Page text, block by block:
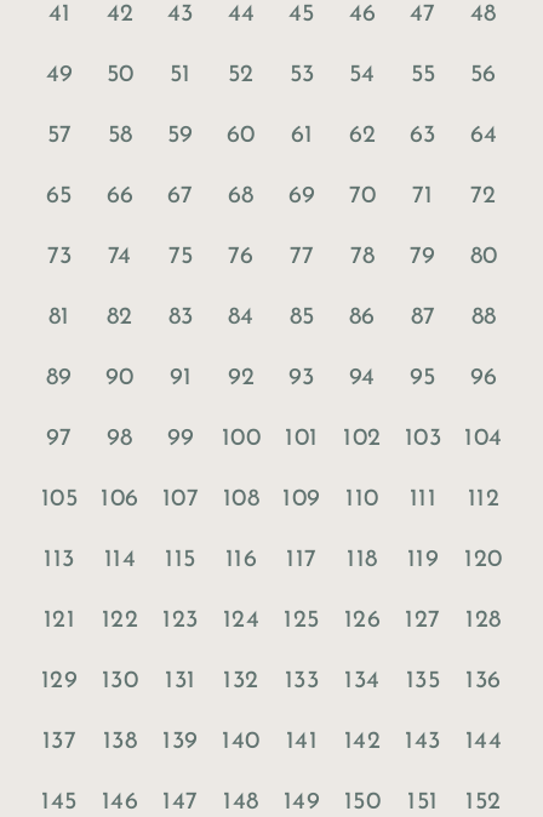
41 42 43 44 45 46 47 48
49 50 51 52 53 54 55 56
57 58 59 60 61 62 63 64
65 66 67 68 69 70 71 72
73 74 75 76 77 78 79 80
81 82 83 84 85 86 87 88
89 90 91 92 93 94 95 96
97 98 99 100 101 102 103 104
105 106 107 108 109 110 111 112
113 114 115 116 117 118 119 120
121 122 123 124 125 126 127 128
129 130 131 132 133 134 135 136
137 138 139 140 141 142 143 144
145 146 147 148 149 150 151 152